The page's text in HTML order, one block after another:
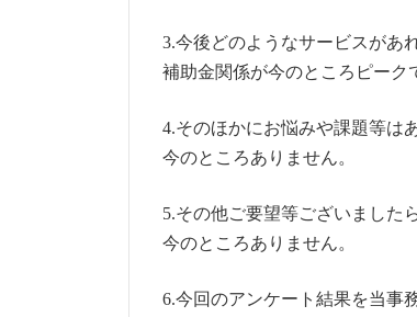
3.今後どのようなサービスがあ
補助金関係が今のところピーク
4.そのほかにお悩みや課題等は
今のところありません。
5.その他ご要望等ございました
今のところありません。
6.今回のアンケート結果を当事